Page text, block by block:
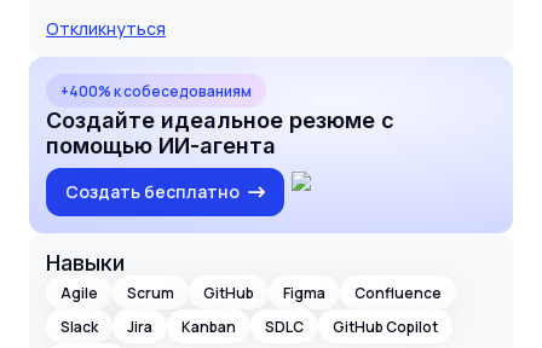
Откликнуться
+400% к собеседованиям
Создайте идеальное резюме с
помощью ИИ-агента
Создать бесплатно
Навыки
Agile Scrum GitHub Figma
Confluence
Slack
Jira Kanban SDLC
GitHub Copilot